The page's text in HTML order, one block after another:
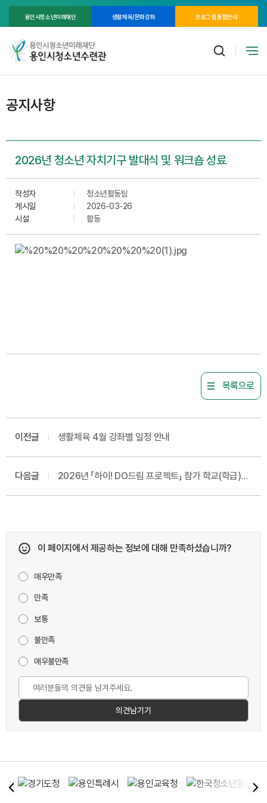
용인시청소년미래재단 생활체육/문화강좌 프로그램 통합안내
공지사항
2026년 청소년 자치기구 발대식 및 워크숍 성료
작성자
청소년활동팀
게시일
2026-03-26
시설
활동
목록으로
이전글 생활체육 4월 강좌별 일정 안내
다음글
2026년 「하이! DO드림 프로젝트」 참가 학교(학급)
이 페이지에서 제공하는 정보에 대해 만족하셨습니까?
매우만족
만족
보통
불만족
매우불만족